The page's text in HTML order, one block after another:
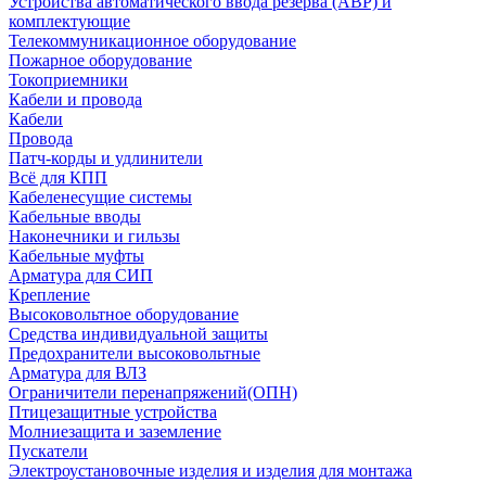
комплектующие
Телекоммуникационное оборудование
Пожарное оборудование
Токоприемники
Кабели и провода
Кабели
Провода
Патч-корды и удлинители
Всё для КПП
Кабеленесущие системы
Кабельные вводы
Наконечники и гильзы
Кабельные муфты
Арматура для СИП
Крепление
Высоковольтное оборудование
Средства индивидуальной защиты
Предохранители высоковольтные
Арматура для ВЛЗ
Ограничители перенапряжений(ОПН)
Птицезащитные устройства
Молниезащита и заземление
Пускатели
Электроустановочные изделия и изделия для монтажа